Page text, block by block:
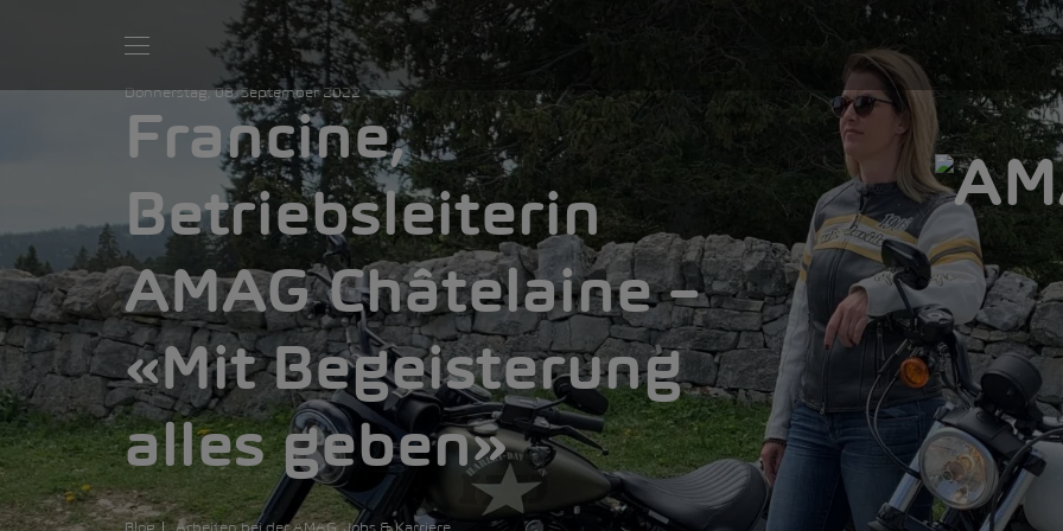
Donnerstag, 08. September 2022
Francine,
Betriebsleiterin
AMAG Châtelaine –
«Mit Begeisterung
alles geben»
Blog Arbeiten bei der AMAG Jobs & Karriere